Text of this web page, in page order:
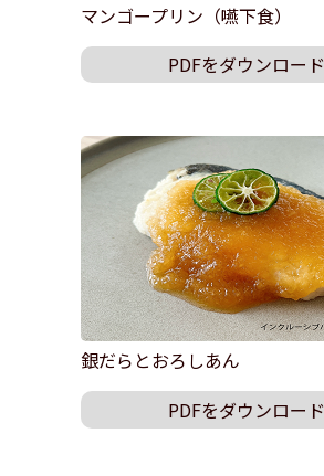
マンゴープリン（嚥下食）
PDFをダウンロード
銀だらとおろしあん
PDFをダウンロード